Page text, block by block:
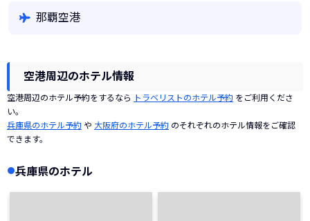
那覇空港
空港周辺のホテル情報
空港周辺のホテル予約をするなら トラベリストのホテル予約 をご利用くださ
い。
兵庫県のホテル予約 や 大阪府のホテル予約 のそれぞれのホテル情報をご確認
できます。
兵庫県のホテル